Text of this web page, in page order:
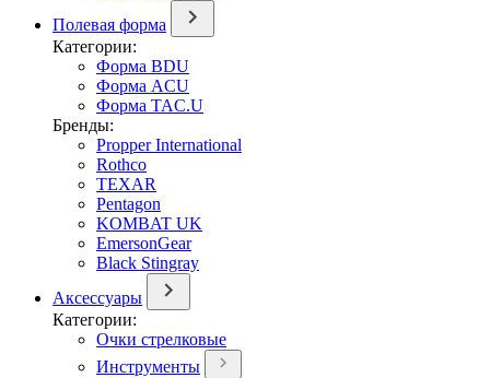
Полевая форма
Категории:
Форма BDU
Форма ACU
Форма TAC.U
Бренды:
Propper International
Rothco
TEXAR
Pentagon
KOMBAT UK
EmersonGear
Black Stingray
Аксессуары
Категории:
Очки стрелковые
Инструменты